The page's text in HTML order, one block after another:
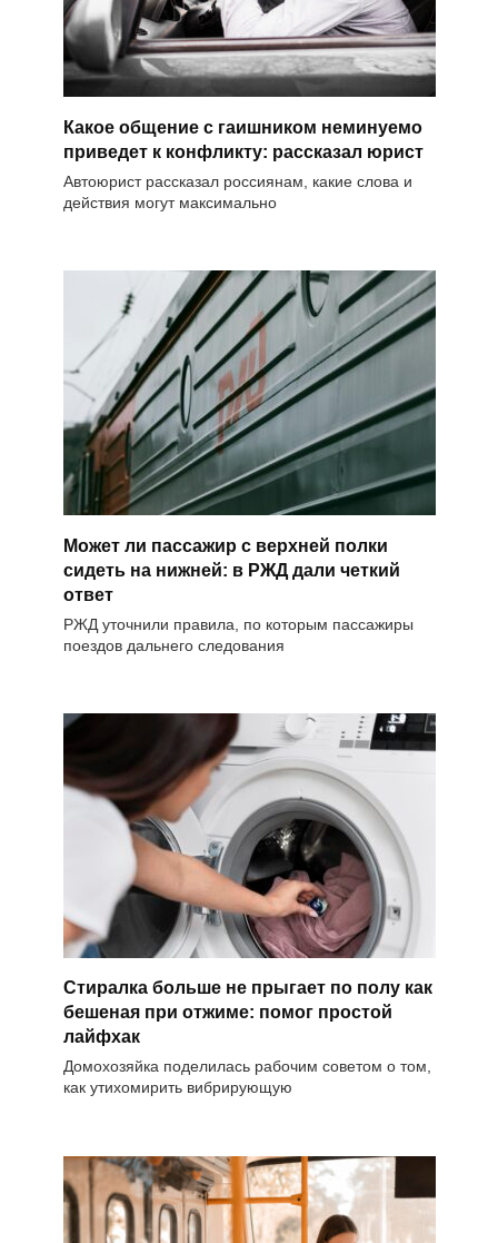
Какое общение с гаишником неминуемо
приведет к конфликту: рассказал юрист
Автоюрист рассказал россиянам, какие слова и
действия могут максимально
Может ли пассажир с верхней полки
сидеть на нижней: в РЖД дали четкий
ответ
РЖД уточнили правила, по которым пассажиры
поездов дальнего следования
Стиралка больше не прыгает по полу как
бешеная при отжиме: помог простой
лайфхак
Домохозяйка поделилась рабочим советом о том,
как утихомирить вибрирующую